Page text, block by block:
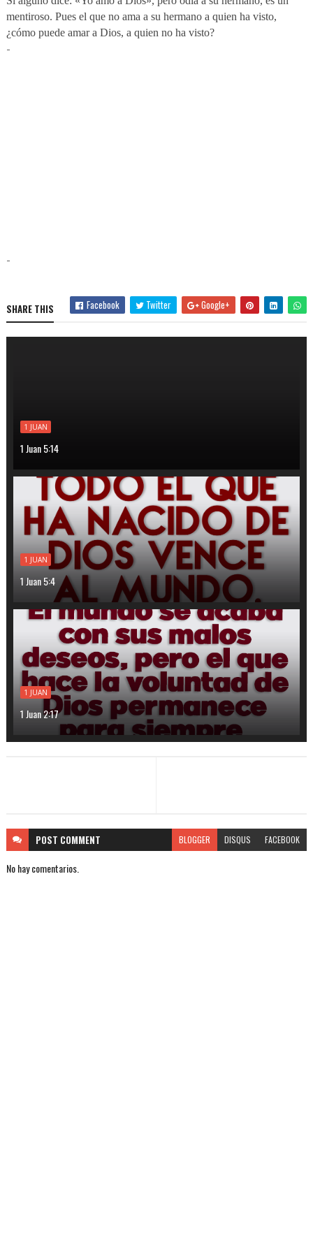
mentiroso. Pues el que no ama a su hermano a quien ha visto,
¿cómo puede amar a Dios, a quien no ha visto?
-
-
SHARE THIS Facebook Twitter Google+
1 JUAN
1 Juan 5:14
1 JUAN
1 Juan 5:4
1 JUAN
1 Juan 2:17
POST COMMENT BLOGGER DISQUS FACEBOOK
No hay comentarios.